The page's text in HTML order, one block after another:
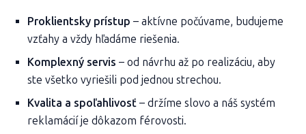
Proklientsky prístup – aktívne počúvame, budujeme
vzťahy a vždy hľadáme riešenia.
Komplexný servis – od návrhu až po realizáciu, aby
ste všetko vyriešili pod jednou strechou.
Kvalita a spoľahlivosť – držíme slovo a náš systém
reklamácií je dôkazom férovosti.